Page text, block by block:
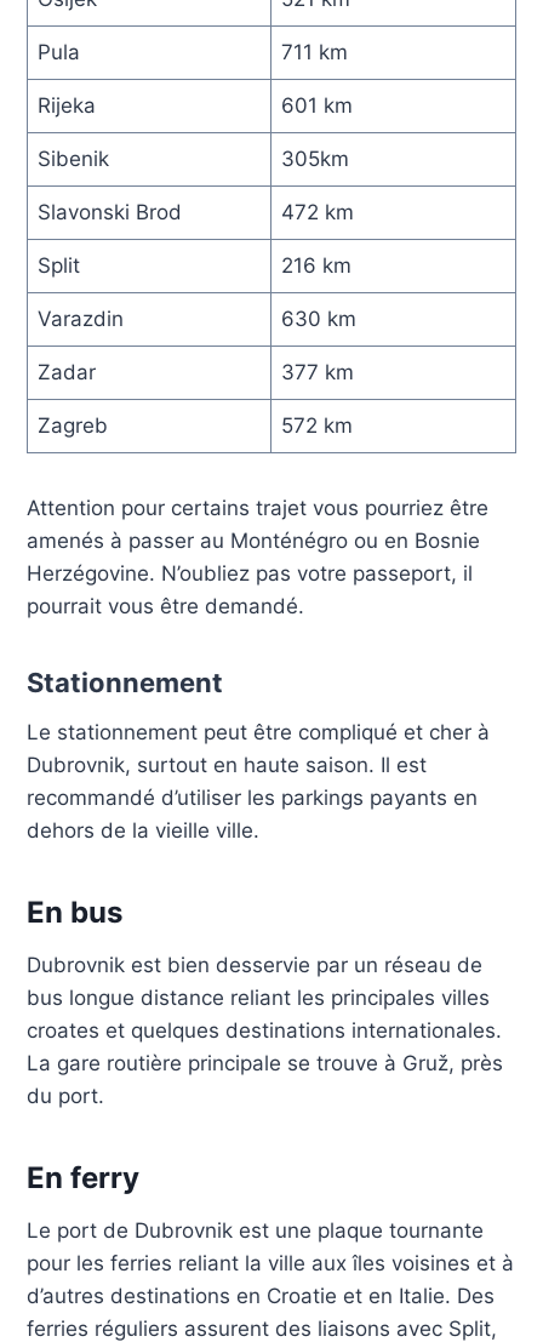
Pula 711 km
Rijeka 601 km
Sibenik 305km
Slavonski Brod 472 km
Split 216 km
Varazdin 630 km
Zadar 377 km
Zagreb 572 km
Attention pour certains trajet vous pourriez être
amenés à passer au Monténégro ou en Bosnie
Herzégovine. N’oubliez pas votre passeport, il
pourrait vous être demandé.
Stationnement
Le stationnement peut être compliqué et cher à
Dubrovnik, surtout en haute saison. Il est
recommandé d’utiliser les parkings payants en
dehors de la vieille ville.
En bus
Dubrovnik est bien desservie par un réseau de
bus longue distance reliant les principales villes
croates et quelques destinations internationales.
La gare routière principale se trouve à Gruž, près
du port.
En ferry
Le port de Dubrovnik est une plaque tournante
pour les ferries reliant la ville aux îles voisines et à
d’autres destinations en Croatie et en Italie. Des
ferries réguliers assurent des liaisons avec Split,